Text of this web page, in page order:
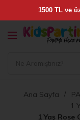
Ana Sayfa
1
1 Yaş